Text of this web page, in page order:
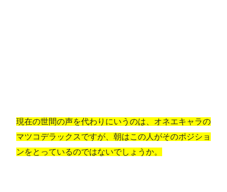
現在の世間の声を代わりにいうのは、オネエキャラの
マツコデラックスですが、朝はこの人がそのポジショ
ンをとっているのではないでしょうか。